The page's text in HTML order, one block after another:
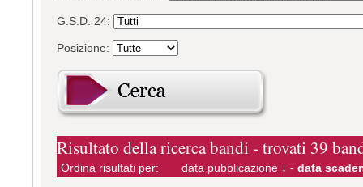
G.S.D. 24:
Posizione:
Risultato della ricerca bandi - trovati 39
Ordina risultati per: data pubblicazione ↓ - data